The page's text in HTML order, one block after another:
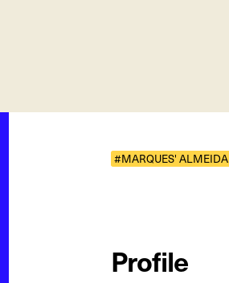
#MARQUES' ALMEIDA
Profile